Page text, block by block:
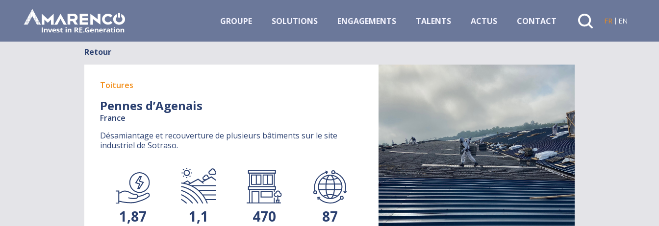
GROUPE SOLUTIONS ENGAGEMENTS TALENTS ACTUS CONTACT FR EN
Retour
Toitures
Pennes d’Agenais
France
Désamiantage et recouverture de plusieurs bâtiments sur le site
industriel de Sotraso.
1,87 1,1 470 87